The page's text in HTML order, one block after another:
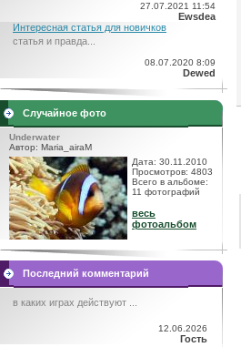
27.07.2021 11:54
Ewsdea
Интересная статья для новичков
статья и правда...
08.07.2020 8:09
Dewed
Случайное фото
Underwater
Автор: Maria_airaM
Дата: 30.11.2010
Просмотров: 4803
Всего в альбоме:
11 фотографий
весь
фотоальбом
Последний комментарий
в каких играх действуют ...
12.06.2026
Гость